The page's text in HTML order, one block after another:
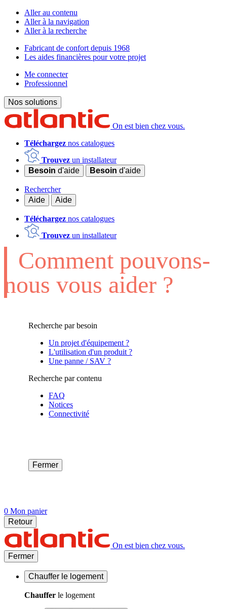
Aller au contenu
Aller à la navigation
Aller à la recherche
Fabricant de confort depuis 1968
Les aides financières pour votre projet
Me connecter
Professionnel
Nos solutions
On est bien chez vous.
Téléchargez nos catalogues
Trouvez un installateur
Besoin d'aide Besoin d'aide
Rechercher
Aide
Aide
Téléchargez nos catalogues
Trouvez un installateur
Comment pouvons-
nous vous aider ?
Recherche par besoin
Un projet d'équipement ?
L'utilisation d'un produit ?
Une panne / SAV ?
Recherche par contenu
FAQ
Notices
Connectivité
Fermer
0 Mon panier
Retour
On est bien chez vous.
Fermer
Chauffer le logement
Chauffer le logement